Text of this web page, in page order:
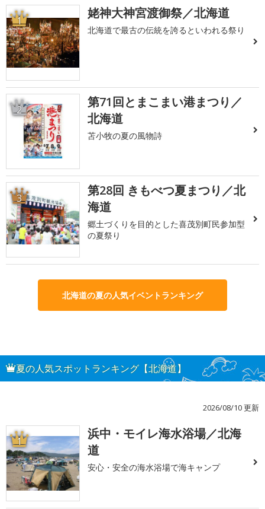
1 姥神大神宮渡御祭／北海道
北海道で最古の伝統を誇るといわれる祭り
2
第71回とまこまい港まつり／
北海道
苫小牧の夏の風物詩
3
第28回 きもべつ夏まつり／北
海道
郷土づくりを目的とした喜茂別町民参加型
の夏祭り
北海道の夏の人気イベントランキング
夏の人気スポットランキング【北海道】
2026/08/10 更新
1
浜中・モイレ海水浴場／北海
道
安心・安全の海水浴場で海キャンプ